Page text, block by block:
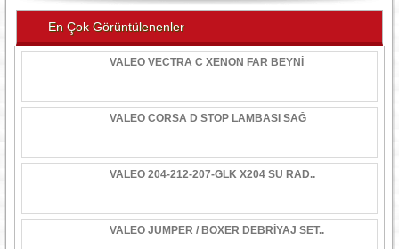
En Çok Görüntülenenler
VALEO VECTRA C XENON FAR BEYNİ
VALEO CORSA D STOP LAMBASI SAĞ
VALEO 204-212-207-GLK X204 SU RAD..
VALEO JUMPER / BOXER DEBRİYAJ SET..